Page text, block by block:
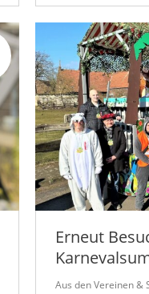
Erneut
Aus den Vereinen &